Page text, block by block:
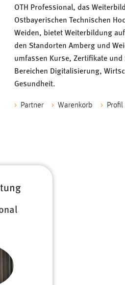
OTH Professional, das
Ostbayerischen Technischen
Weiden, bietet Weiterbildung
den Standorten Amberg und
umfassen Kurse, Zertifikate
Bereichen Digitalisierung,
Gesundheit.
Partner Warenkorb Profil